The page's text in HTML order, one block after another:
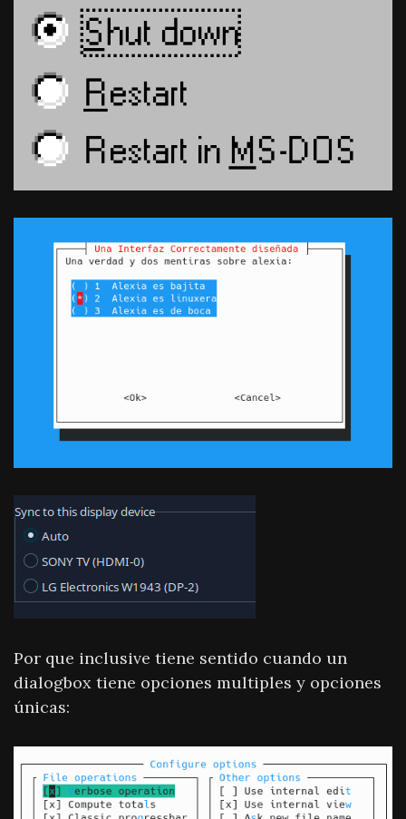
Por que inclusive tiene sentido cuando un
dialogbox tiene opciones multiples y opciones
únicas: